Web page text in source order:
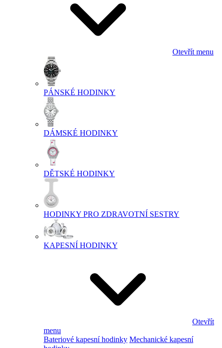
Otevřít menu
PÁNSKÉ HODINKY
DÁMSKÉ HODINKY
DĚTSKÉ HODINKY
HODINKY PRO ZDRAVOTNÍ SESTRY
KAPESNÍ HODINKY
Otevřít
menu
Bateriové kapesní hodinky Mechanické kapesní